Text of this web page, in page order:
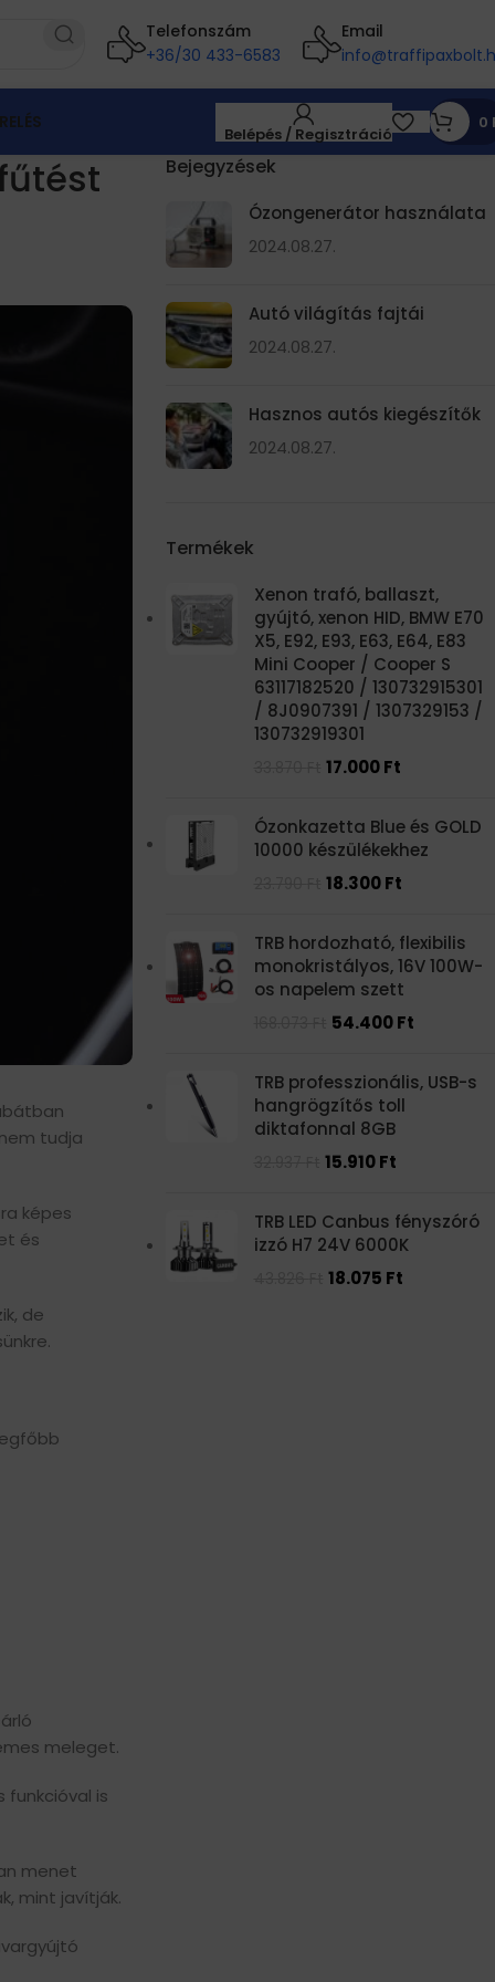
Telefonszám
+36/30 433-6583
Email
Belépés / Regisztráció
0
tudja
képes
és
de
meleget.
is
menet
mint javítják.
Bejegyzések
Ózongenerátor használata
2024.08.27.
Autó világítás fajtái
2024.08.27.
Hasznos autós kiegészítők
2024.08.27.
Termékek
Xenon trafó, ballaszt,
gyújtó, xenon HID, BMW E70
X5, E92, E93, E63, E64, E83
Mini Cooper / Cooper S
63117182520 / 130732915301
/ 8J0907391 / 1307329153 /
130732919301
17.000Ft
Ózonkazetta Blue és GOLD
10000 készülékekhez
18.300Ft
TRB hordozható, flexibilis
monokristályos, 16V 100W-
os napelem szett
54.400Ft
TRB professzionális, USB-s
hangrögzítős toll
diktafonnal 8GB
15.910Ft
TRB LED Canbus fényszóró
izzó H7 24V 6000K
18.075 Ft